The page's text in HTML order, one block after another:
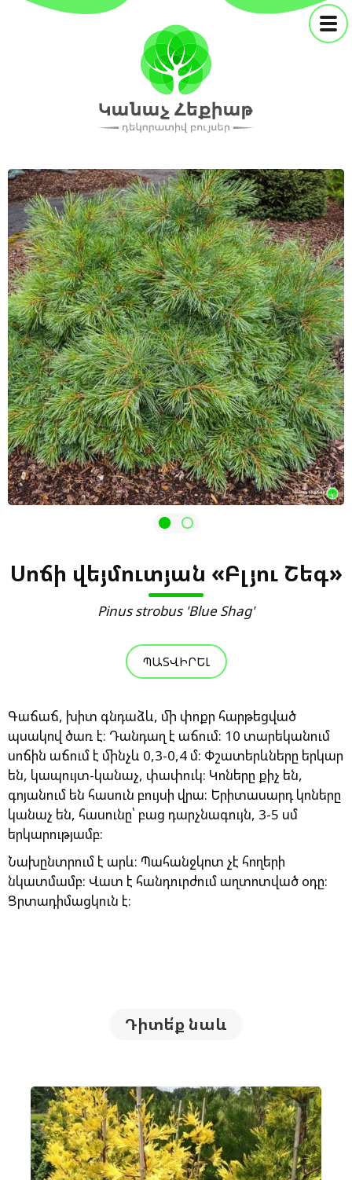
Սոճի վեյմուտյան «Բլյու Շեգ»
Pinus strobus 'Blue Shag'
ՊԱՏՎԻՐԵԼ
Գաճաճ, խիտ գնդաձև, մի փոքր հարթեցված
պսակով ծառ է։ Դանդաղ է աճում: 10 տարեկանում
սոճին աճում է մինչև 0,3-0,4 մ: Փշատերևները երկար
են, կապույտ-կանաչ, փափուկ: Կոները քիչ են,
գոյանում են հասուն բույսի վրա։ Երիտասարդ կոները
կանաչ են, հասունը՝ բաց դարչնագույն, 3-5 սմ
երկարությամբ։
Նախընտրում է արև։ Պահանջկոտ չէ հողերի
նկատմամբ: Վատ է հանդուրժում աղտոտված օդը:
Ցրտադիմացկուն է։
Դիտե՛ք նաև